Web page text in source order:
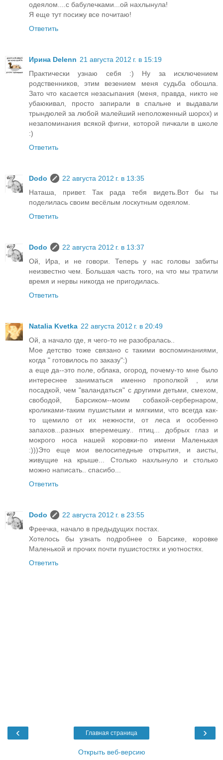
одеялом....с бабулечками...ой нахлынула!
Я еще тут посижу все почитаю!
Ответить
Ирина Delenn 21 августа 2012 г. в 15:19
Практически узнаю себя :) Ну за исключением
родственников, этим везением меня судьба обошла.
Зато что касается незасыпания (меня, правда, никто не
убаюкивал, просто запирали в спальне и выдавали
трындюлей за любой малейший неположенный шорох) и
незапоминания всякой фигни, которой пичкали в школе
:)
Ответить
Dodo
22 августа 2012 г. в 13:35
Наташа, привет. Так рада тебя видеть.Вот бы ты
поделилась своим весёлым лоскутным одеялом.
Ответить
Dodo
22 августа 2012 г. в 13:37
Ой, Ира, и не говори. Теперь у нас головы забиты
неизвестно чем. Большая часть того, на что мы тратили
время и нервы никогда не пригодилась.
Ответить
Natalia Kvetka 22 августа 2012 г. в 20:49
Ой, а начало где, я чего-то не разобралась..
Мое детство тоже связано с такими воспоминаниями,
когда " готовилось по заказу":)
а еще да--это поле, облака, огород, почему-то мне было
интереснее заниматься именно прополкой , или
посадкой, чем "валандаться" с другими детьми, смехом,
свободой, Барсиком--моим собакой-сербернаром,
кроликами-таким пушистыми и мягкими, что всегда как-
то щемило от их нежности, от леса и особенно
запахов...разных вперемешку.. птиц... добрых глаз и
мокрого носа нашей коровки-по имени Маленькая
:)))Это еще мои велосипедные открытия, и аисты,
живущие на крыше... Столько нахлынуло и столько
можно написать.. спасибо...
Ответить
Dodo
22 августа 2012 г. в 23:55
Фреечка, начало в предыдущих постах.
Хотелось бы узнать подробнее о Барсике, коровке
Маленькой и прочих почти пушистостях и уютностях.
Ответить
‹ ›
Главная страница
Открыть веб-версию